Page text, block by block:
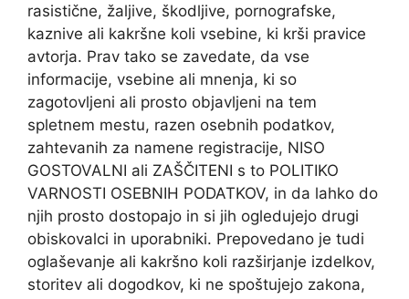
rasistične, žaljive, škodljive, pornografske,
kaznive ali kakršne koli vsebine, ki krši pravice
avtorja. Prav tako se zavedate, da vse
informacije, vsebine ali mnenja, ki so
zagotovljeni ali prosto objavljeni na tem
spletnem mestu, razen osebnih podatkov,
zahtevanih za namene registracije, NISO
GOSTOVALNI ali ZAŠČITENI s to POLITIKO
VARNOSTI OSEBNIH PODATKOV, in da lahko do
njih prosto dostopajo in si jih ogledujejo drugi
obiskovalci in uporabniki. Prepovedano je tudi
oglaševanje ali kakršno koli razširjanje izdelkov,
storitev ali dogodkov, ki ne spoštujejo zakona,